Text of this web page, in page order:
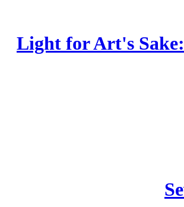
Light for Art's